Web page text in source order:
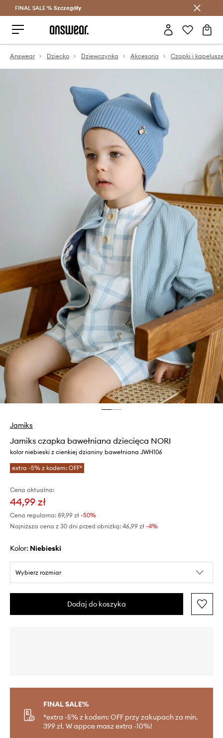
Oszczędzaj z Answear Club >
FINAL SALE % Szczegóły
Answear Dziecko Dziewczynka Akcesoria Czapki i
Jamiks
Jamiks czapka bawełniana dziecięca NORI
kolor niebieski z cienkiej dzianiny bawełniana JWH106
extra -5% z kodem: OFF*
Cena aktualna:
44,99 zł
Cena regularna: 89,99 zł -50%
Najniższa cena z 30 dni przed obniżką: 46,99 zł -4%
Kolor: niebieski
Wybierz rozmiar
Dodaj do koszyka
FINAL SALE%
*extra -5% z kodem: OFF przy zakupach za min.
399 zł. W appce masz extra -10%!